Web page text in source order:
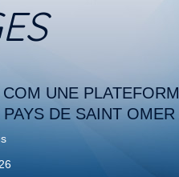
UNE
DE SAINT